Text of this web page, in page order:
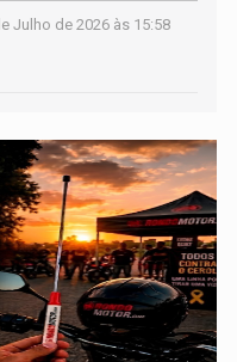
Julho de 2026 às 15:58